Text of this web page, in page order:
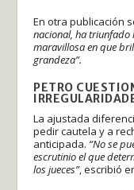
En otra publicación
nacional, ha triunfado
maravillosa en que
grandeza”.
PETRO
La ajustada
pedir cautela y a
anticipada. “No se
escrutinio el que
los jueces”, escribió